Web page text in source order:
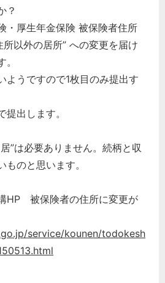
？
・厚生年金保険 被保険者住所
以外の居所” への変更を届け
ようですので1枚目のみ提出す
出します。
”は必要ありません。続柄と収
ものと思います。
HP 被保険者の住所に変更が
service/kounen/todokesh
ださい
知恵
湯室